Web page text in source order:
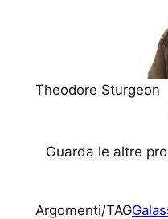
Theodore Sturgeon
Guarda le altre
Argomenti/TAG